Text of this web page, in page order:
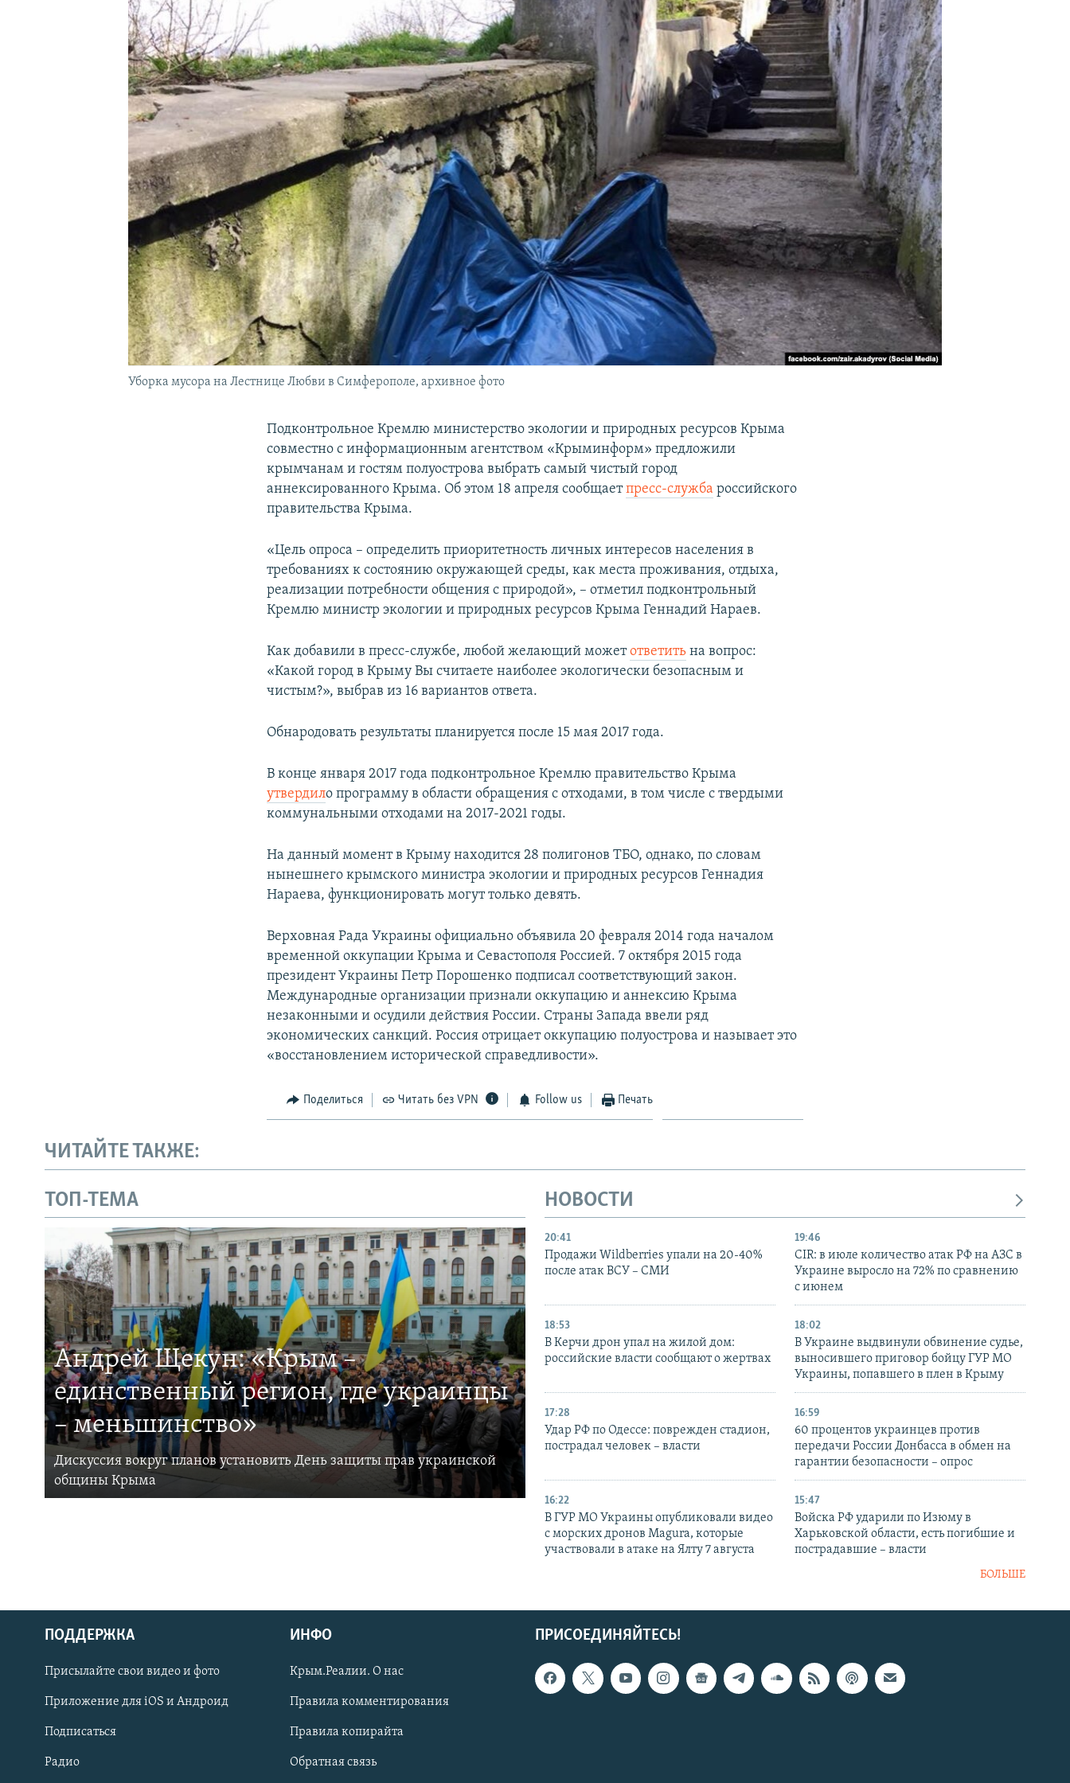
КРЫМ.НЕПОКОРЕННЫЙ
УКРАИНСКАЯ ПРОБЛЕМА КРЫМА
Українською
Qırımtatar
ПРИСОЕДИНЯЙТЕСЬ!
Уборка мусора на Лестнице Любви в Симферополе, архивное фото
Подконтрольное Кремлю министерство экологии и природных ресурсов Крыма
совместно с информационным агентством «Крыминформ» предложили
крымчанам и гостям полуострова выбрать самый чистый город
аннексированного Крыма. Об этом 18 апреля сообщаетпресс-служба российского
правительства Крыма.
«Цель опроса – определить приоритетность личных интересов населения в
требованиях к состоянию окружающей среды, как места проживания, отдыха,
реализации потребности общения с природой», – отметил подконтрольный
Кремлю министр экологии и природных ресурсов Крыма Геннадий Нараев.
Как добавили в пресс-службе, любой желающий можетответить на вопрос:
«Какой город в Крыму Вы считаете наиболее экологически безопасным и
чистым?», выбрав из 16 вариантов ответа.
Обнародовать результаты планируется после 15 мая 2017 года.
В конце января 2017 года подконтрольное Кремлю правительство Крыма
утвердило программу в области обращения с отходами, в том числе с твердыми
коммунальными отходами на 2017-2021 годы.
На данный момент в Крыму находится 28 полигонов ТБО, однако, по словам
нынешнего крымского министра экологии и природных ресурсов Геннадия
Нараева, функционировать могут только девять.
Верховная Рада Украины официально объявила 20 февраля 2014 года началом
временной оккупации Крыма и Севастополя Россией. 7 октября 2015 года
президент Украины Петр Порошенко подписал соответствующий закон.
Международные организации признали оккупацию и аннексию Крыма
незаконными и осудили действия России. Страны Запада ввели ряд
экономических санкций. Россия отрицает оккупацию полуострова и называет это
«восстановлением исторической справедливости».
Поделиться Читать без VPN Follow us Печать
ЧИТАЙТЕ ТАКЖЕ:
ТОП-ТЕМА
Андрей Щекун: «Крым –
единственный регион, где украинцы
– меньшинство»
Дискуссия вокруг планов установить День защиты прав украинской
общины Крыма
НОВОСТИ
20:41
Продажи Wildberries упали на 20-40%
после атак ВСУ – СМИ
19:46
CIR: в июле количество атак РФ на АЗС в
Украине выросло на 72% по сравнению
с июнем
18:53
В Керчи дрон упал на жилой дом:
российские власти сообщают о жертвах
18:02
В Украине выдвинули обвинение судье,
выносившего приговор бойцу ГУР МО
Украины, попавшего в плен в Крыму
17:28
Удар РФ по Одессе: поврежден стадион,
пострадал человек – власти
16:59
60 процентов украинцев против
передачи России Донбасса в обмен на
гарантии безопасности – опрос
16:22
В ГУР МО Украины опубликовали видео
с морских дронов Magura, которые
участвовали в атаке на Ялту 7 августа
15:47
Войска РФ ударили по Изюму в
Харьковской области, есть погибшие и
пострадавшие – власти
БОЛЬШЕ
ПРИСОЕДИНЯЙТЕСЬ!
ПОДДЕРЖКА
Присылайте свои видео и фото
Приложение для iOS и Андроид
Подписаться
Радио
ИНФО
Крым.Реалии. О нас
Правила комментирования
Правила копирайта
Обратная связь